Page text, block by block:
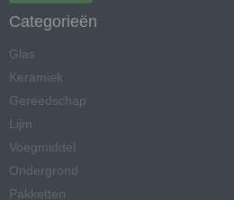
Categorieën
Glas
Keramiek
Gereedschap
Lijm
Voegmiddel
Ondergrond
Pakketten